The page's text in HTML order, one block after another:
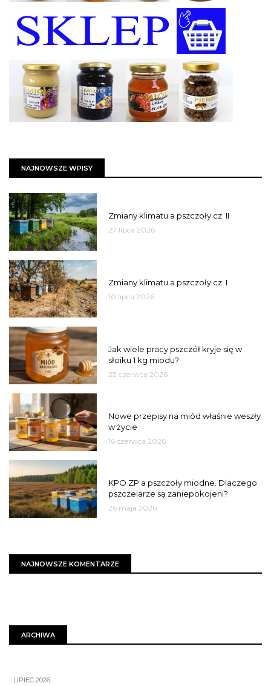
NAJNOWSZE WPISY
Zmiany klimatu a pszczoły cz. II
27 lipca 2026
Zmiany klimatu a pszczoły cz. I
10 lipca 2026
Jak wiele pracy pszczół kryje się w
słoiku 1 kg miodu?
23 czerwca 2026
Nowe przepisy na miód właśnie weszły
w życie
16 czerwca 2026
KPO ZP a pszczoły miodne. Dlaczego
pszczelarze są zaniepokojeni?
26 maja 2026
NAJNOWSZE KOMENTARZE
ARCHIWA
LIPIEC 2026